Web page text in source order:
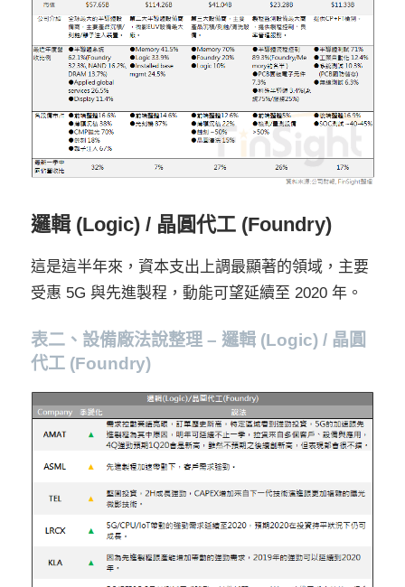
邏輯 (Logic) / 晶圓代工 (Foundry)
這是這半年來，資本支出上調最顯著的領域，主要
受惠 5G 與先進製程，動能可望延續至 2020 年。
表二 、 設備廠法說整理 – 邏輯 (Logic) / 晶圓
代工 (Foundry)